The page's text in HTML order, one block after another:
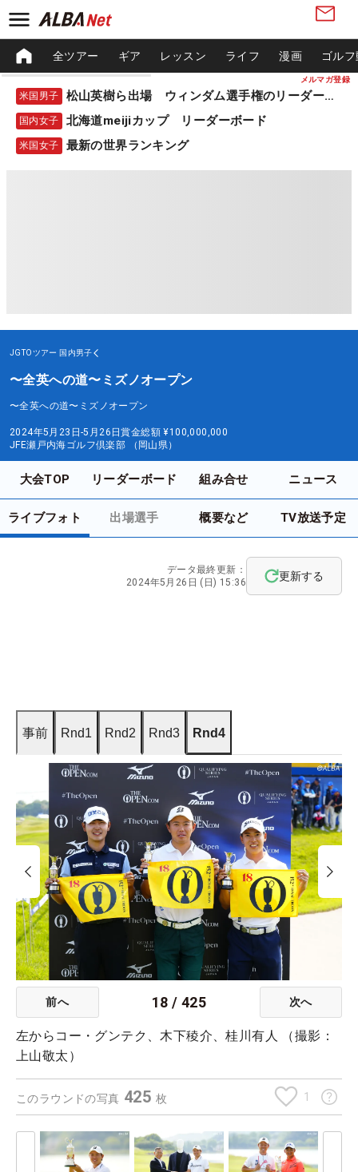
メルマガ登録
全ツアー ギア レッスン ライフ 漫画 ゴル
米国男子 松山英樹ら出場 ウィンダム選手権のリーダーボード
国内女子 北海道meijiカップ リーダーボード
米国女子 最新の世界ランキング
JGTOツアー 国内男子
〜全英への道〜ミズノオープン
〜全英への道〜ミズノオープン
2024年5月23日-5月26日賞金総額 ¥100,000,000
JFE瀬戸内海ゴルフ倶楽部 （岡山県）
大会TOP リーダーボード 組み合せ ニュース
ライブフォト 出場選手 概要など TV放送予定
データ最終更新：
2024年5月26日 (日) 15:36
更新する
事前 Rnd1 Rnd2 Rnd3 Rnd4
前へ 18 / 425 次へ
左からコー・グンテク、木下稜介、桂川有人 （撮影：
上山敬太）
このラウンドの写真 425 枚 1